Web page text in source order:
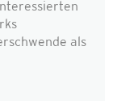
als